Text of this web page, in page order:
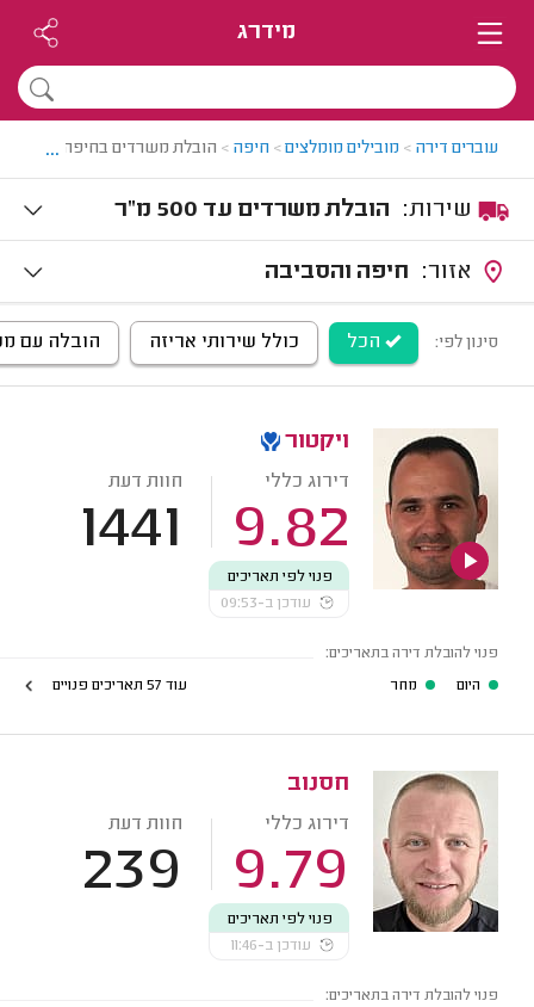
מידרג
עוברים דירה > מובילים מומלצים> חיפה > הובלת משרדים בחיפה ...
הובלת משרדים עד 500 מ"ר
חיפה והסביבה
סינון לפי: הכל כולל שירותי אריזה הובלה עם
ויקטור
דירוג כללי
9.82
חוות דעת
1441
פנוי לפי תאריכים
עודכן ב-09:53
פנוי להובלת דירה בתאריכים:
היום
מחר עוד 57 תאריכים פנויים
חסנוב
דירוג כללי
9.79
חוות דעת
239
פנוי לפי תאריכים
עודכן ב-11:46
פנוי להובלת דירה בתאריכים: